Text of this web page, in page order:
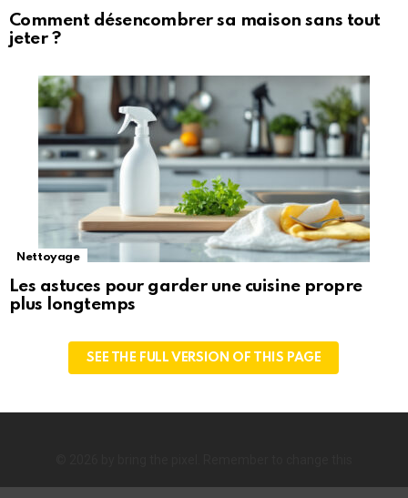
Comment désencombrer sa maison sans tout
jeter ?
Nettoyage
Les astuces pour garder une cuisine propre
plus longtemps
SEE THE FULL VERSION OF THIS PAGE